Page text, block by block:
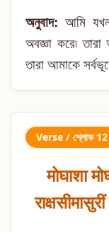
অনুবাদ: আমি
অবজ্ঞা করে৷
তারা আমাকে
Verse / শ্লোক 12
मोघाशा